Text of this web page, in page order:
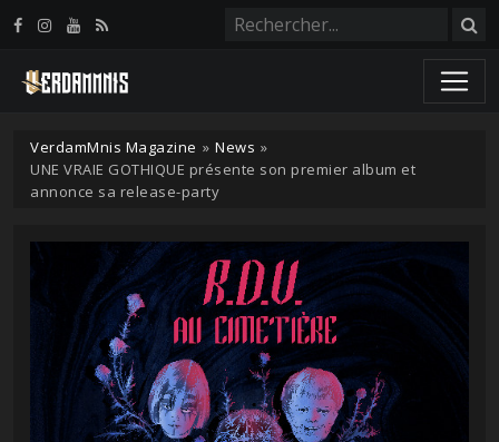
VerdamMnis Magazine » News »
UNE VRAIE GOTHIQUE présente son premier album et
annonce sa release-party
Panneau de gestion des cookies